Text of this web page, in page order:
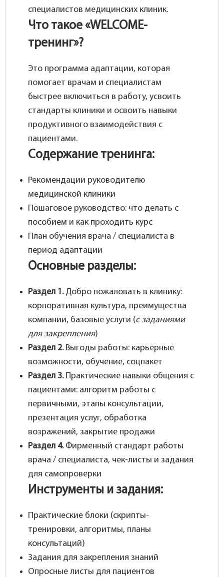
специалистов медицинских клиник.
Что такое «WELCOME-
тренинг»?
Это программа адаптации, которая
помогает врачам и специалистам
быстрее включиться в работу, усвоить
стандарты клиники и освоить навыки
продуктивного взаимодействия с
пациентами.
Содержание тренинга:
Рекомендации руководителю
медицинской клиники
Пошаговое руководство: что делать с
пособием и как проходить курс
План обучения врача / специалиста в
период адаптации
Основные разделы:
Раздел 1.Добро пожаловать в клинику:
корпоративная культура, преимущества
компании, базовые услуги (с заданиями
для закрепления)
Раздел 2.Выгоды работы: карьерные
возможности, обучение, соцпакет
Раздел 3.Практические навыки общения с
пациентами: алгоритм работы с
первичными, этапы консультации,
презентация услуг, обработка
возражений, закрытие продажи
Раздел 4.Фирменный стандарт работы
врача / специалиста, чек-листы и задания
для самопроверки
Инструменты и задания:
Практические блоки (скрипты-
тренировки, алгоритмы, планы
консультаций)
Задания для закрепления знаний
Опросные листы для пациентов